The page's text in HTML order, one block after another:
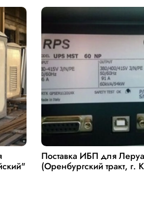
Поставка ИБП для
(Оренбургский тракт, г.